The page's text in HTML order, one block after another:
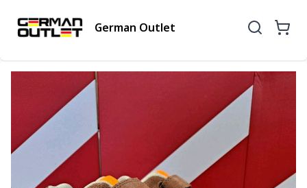
German Outlet